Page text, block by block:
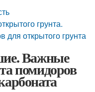
грунта.
для открытого грунта
Важные
помидоров